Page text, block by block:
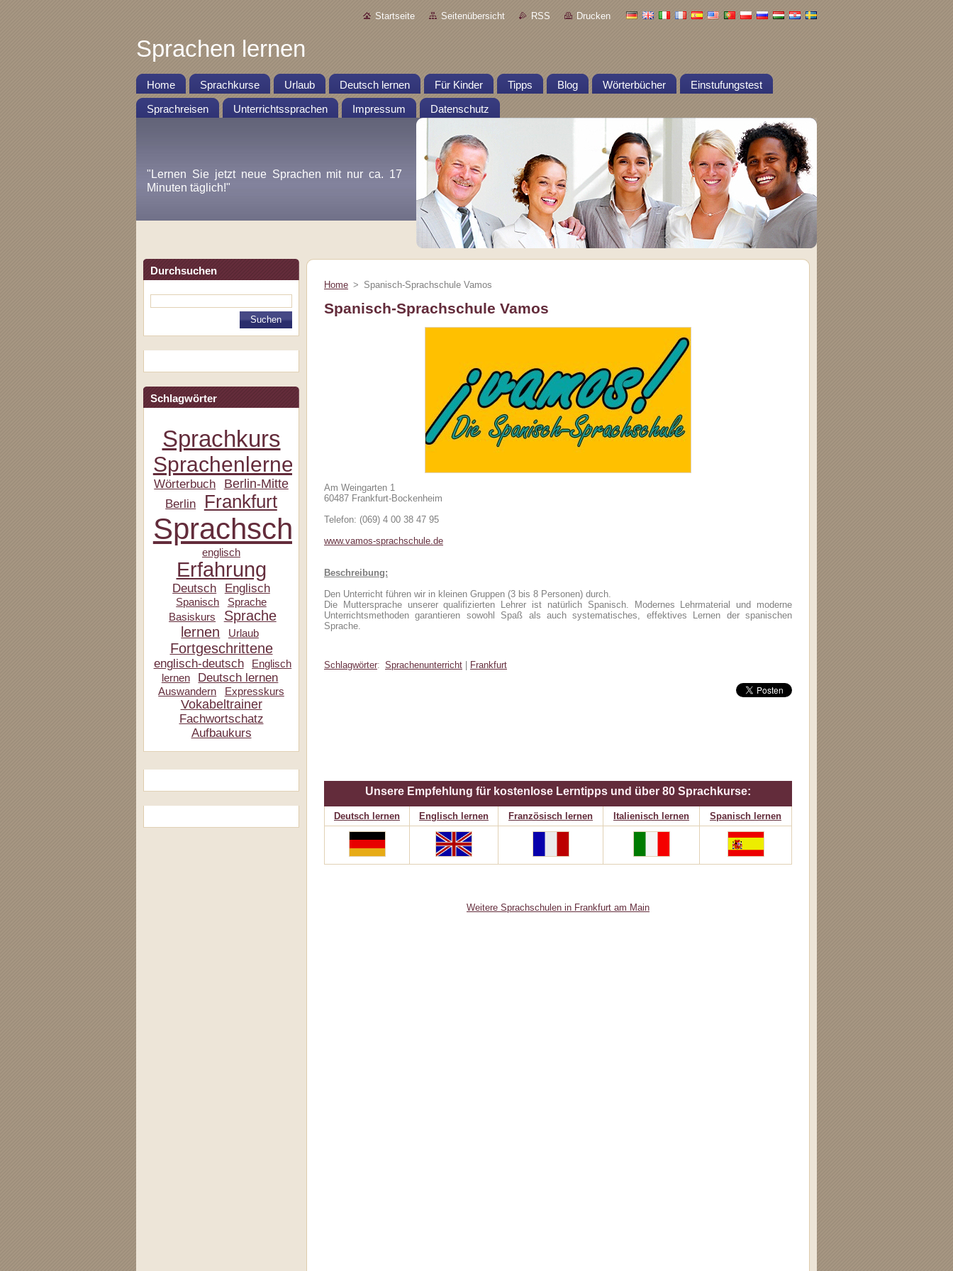
Startseite Seitenübersicht RSS Drucken
Sprachen lernen
Home Sprachkurse Urlaub Deutsch lernen Für Kinder Tipps Blog Wörterbücher Einstufungstest
Sprachreisen Unterrichtssprachen Impressum Datenschutz
"Lernen Sie jetzt neue Sprachen mit nur ca. 17
Minuten täglich!"
Durchsuchen
Schlagwörter
Sprachkurs
Sprachenlernen24
Wörterbuch Berlin-Mitte
Berlin Frankfurt
Sprachschule
englisch
Erfahrung
Deutsch Englisch
Spanisch
Sprache
Basiskurs
Sprache
lernen
Urlaub
Fortgeschrittene
englisch-deutsch
Englisch
lernen
Deutsch lernen
Auswandern Expresskurs
Vokabeltrainer
Fachwortschatz
Aufbaukurs
Home > Spanisch-Sprachschule Vamos
Spanisch-Sprachschule Vamos
Am Weingarten 1
60487 Frankfurt-Bockenheim
Telefon: (069) 4 00 38 47 95
www.vamos-sprachschule.de
Beschreibung:
Den Unterricht führen wir in kleinen Gruppen (3 bis 8 Personen) durch.
Die Muttersprache unserer qualifizierten Lehrer ist natürlich Spanisch. Modernes Lehrmaterial und moderne
Unterrichtsmethoden garantieren sowohl Spaß als auch systematisches, effektives Lernen der spanischen
Sprache.
Schlagwörter: Sprachenunterricht Frankfurt
Unsere Empfehlung für kostenlose Lerntipps und über 80 Sprachkurse:
Deutsch lernen Englisch lernen Französisch lernen Italienisch lernen Spanisch lernen
Weitere Sprachschulen in Frankfurt am Main